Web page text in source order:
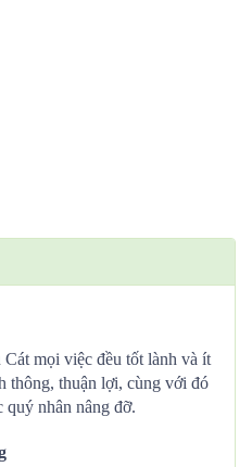
mọi việc đều tốt lành và ít
thông, thuận lợi, cùng với đó
quý nhân nâng đỡ.